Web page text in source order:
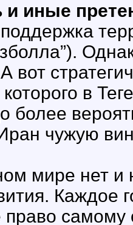
и иные
вот
в
более
чужую
мире нет
Каждое
самому